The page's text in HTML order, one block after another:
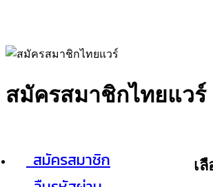
สมัครสมาชิกไทยแวร์
สมัครสมาชิก
เ